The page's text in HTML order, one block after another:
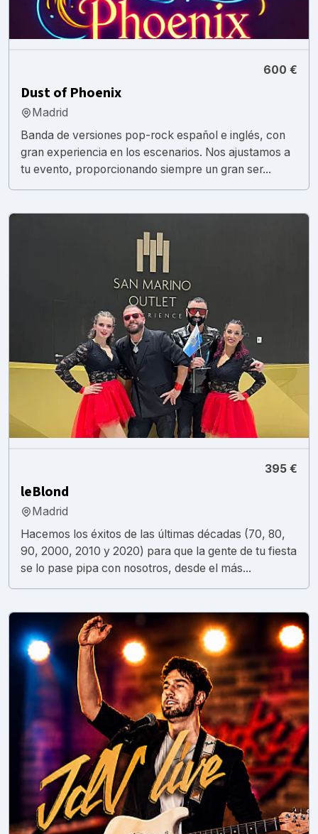
600 €
Dust of Phoenix
Madrid
Banda de versiones pop-rock español e inglés, con
gran experiencia en los escenarios. Nos ajustamos a
tu evento, proporcionando siempre un gran ser...
395 €
leBlond
Madrid
Hacemos los éxitos de las últimas décadas (70, 80,
90, 2000, 2010 y 2020) para que la gente de tu fiesta
se lo pase pipa con nosotros, desde el más...